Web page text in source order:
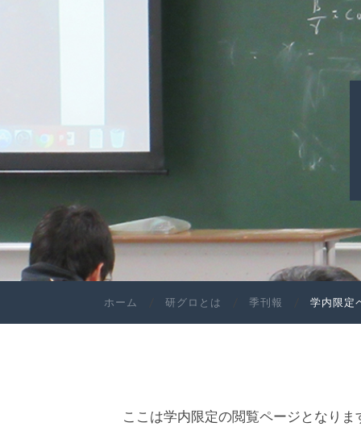
ホーム 研グロとは 季刊報 学内限定
ここは学内限定の閲覧ページとなりま